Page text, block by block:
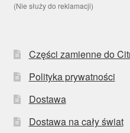
(Nie służy do reklamacji)
Części zamienne do
Polityka prywatności
Dostawa
Dostawa na cały świat